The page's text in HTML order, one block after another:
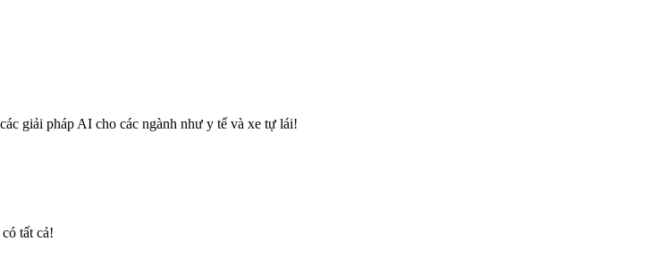
giải pháp AI cho các ngành như y tế và xe tự lái!
tất cả!